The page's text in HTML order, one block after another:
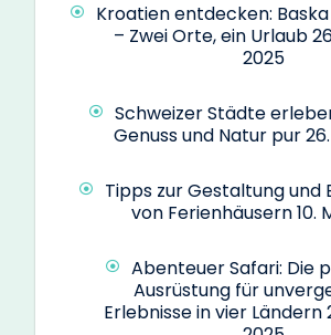
Kroatien entdecken:
– Zwei Orte, ein Urlaub
2025
Schweizer Städte
Genuss und Natur pur
Tipps zur Gestaltung und
von Ferienhäusern10.
Abenteuer Safari: Die
Ausrüstung für
Erlebnisse in vier Ländern